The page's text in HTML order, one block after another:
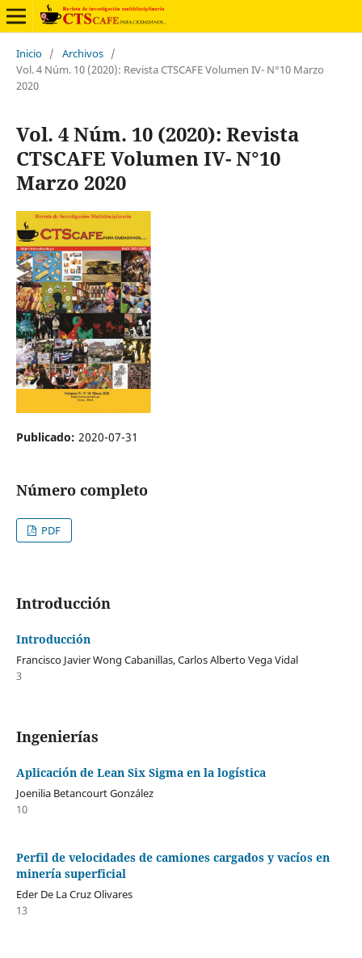
Inicio / Archivos /
Vol. 4 Núm. 10 (2020): Revista CTSCAFE Volumen IV- N°10 Marzo
2020
Vol. 4 Núm. 10 (2020): Revista
CTSCAFE Volumen IV- N°10
Marzo 2020
Publicado: 2020-07-31
Número completo
PDF
Introducción
Introducción
Francisco Javier Wong Cabanillas, Carlos Alberto Vega Vidal
3
Ingenierías
Aplicación de Lean Six Sigma en la logística
Joenilia Betancourt González
10
Perfil de velocidades de camiones cargados y vacíos en
minería superficial
Eder De La Cruz Olivares
13